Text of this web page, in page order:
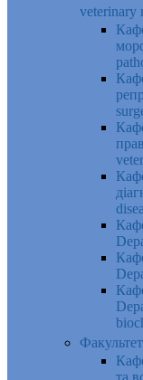
veterinary
та